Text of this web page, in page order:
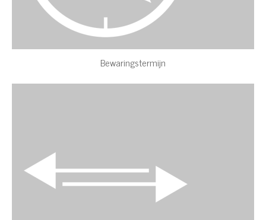
Bewaringstermijn